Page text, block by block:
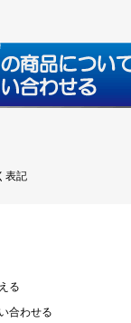
表記
る
合わせる